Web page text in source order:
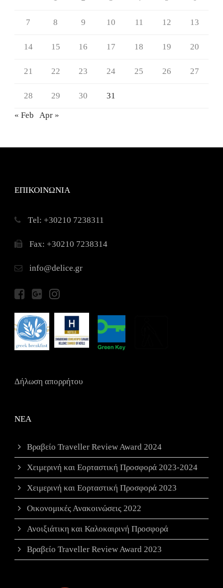
7 8 9 10 11 12 13
14 15 16 17 18 19 20
21 22 23 24 25 26 27
28 29 30 31
« Feb Apr »
ΕΠΙΚΟΙΝΩΝΙΑ
Τel: +30210 7238311
Fax: +30210 7238314
info@delice.gr
Δήλωση απορρήτου
ΝΕΑ
Βραβείο Traveller Review Award 2024
Χειμερινή και Εορταστική Προσφορά 2023-2024
Χειμερινή και Εορταστική Προσφορά 2023
Οικονομικές Ανακοινώσεις 2022
Ανοιξιάτικη και Καλοκαιρινή Προσφορά
Βραβείο Traveller Review Award 2023